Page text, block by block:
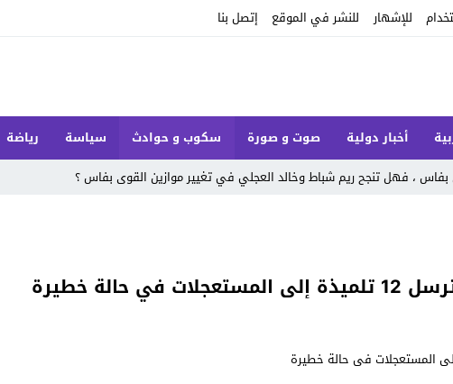
للإشهار للنشر في الموقع إتصل بنا
أخبار دولية صوت و صورة سكوب و حوادث سياسة رياضة
، فهل تنجح ريم شباط وخالد العجلي في تغيير موازين القوى بفاس ؟
خطيرة